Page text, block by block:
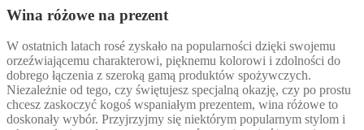
Wina różowe na prezent
W ostatnich latach rosé zyskało na popularności dzięki swojemu
orzeźwiającemu charakterowi, pięknemu kolorowi i zdolności do
dobrego łączenia z szeroką gamą produktów spożywczych.
Niezależnie od tego, czy świętujesz specjalną okazję, czy po prostu
chcesz zaskoczyć kogoś wspaniałym prezentem, wina różowe to
doskonały wybór. Przyjrzyjmy się niektórym popularnym stylom i